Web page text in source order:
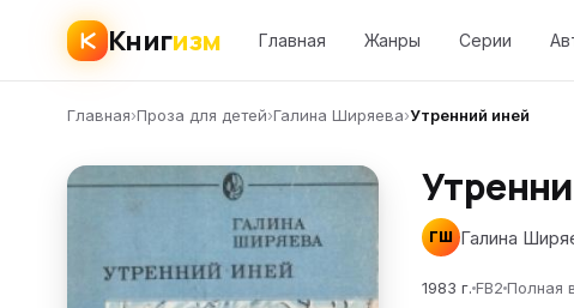
Книгизм Главная Жанры Серии
Главная›Проза для детей›Галина Ширяева›Утренний иней
ГШ Галина
1983 г. FB2 Полная